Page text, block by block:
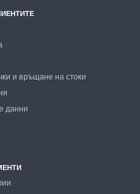
и връщане на стоки
данни